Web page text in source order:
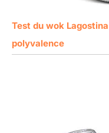
Test du wok
polyvalence